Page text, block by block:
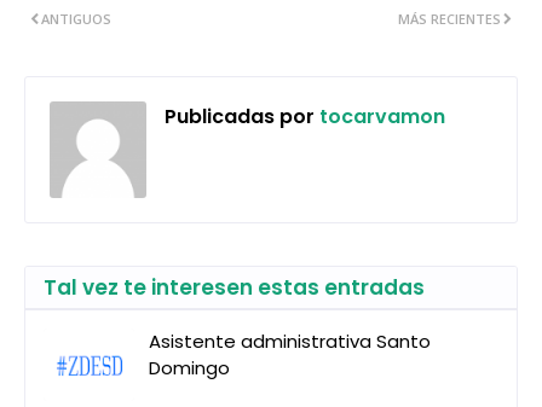
MÁS RECIENTES
ANTIGUOS
Publicadas por tocarvamon
Tal vez te interesen estas entradas
Asistente administrativa Santo
Domingo